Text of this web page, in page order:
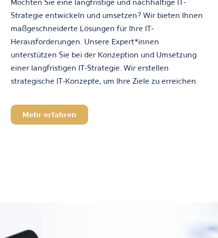
Strategie entwickeln und umsetzen? Wir bieten Ihnen
maßgeschneiderte Lösungen für Ihre IT-
Herausforderungen. Unsere Expert*innen
unterstützen Sie bei der Konzeption und Umsetzung
einer langfristigen IT-Strategie. Wir erstellen
strategische IT-Konzepte, um Ihre Ziele zu erreichen.
Mehr erfahren